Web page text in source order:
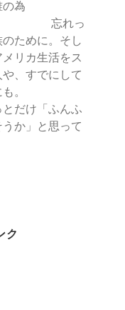
忘れっ
ために。そし
リカ生活をス
、すでにして
めにも。
だけ「ふんふ
か」と思って
ば。
ク